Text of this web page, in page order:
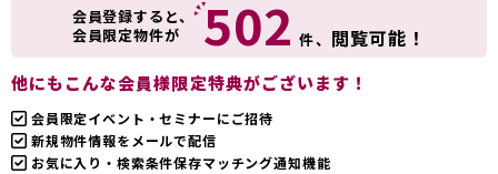
会員登録すると、
会員限定物件が
502 件、 閲覧可能！
他にもこんな会員様限定特典がございます！
会員限定イベント・セミナーにご招待
新規物件情報をメールで配信
お気に入り・検索条件保存マッチング通知機能